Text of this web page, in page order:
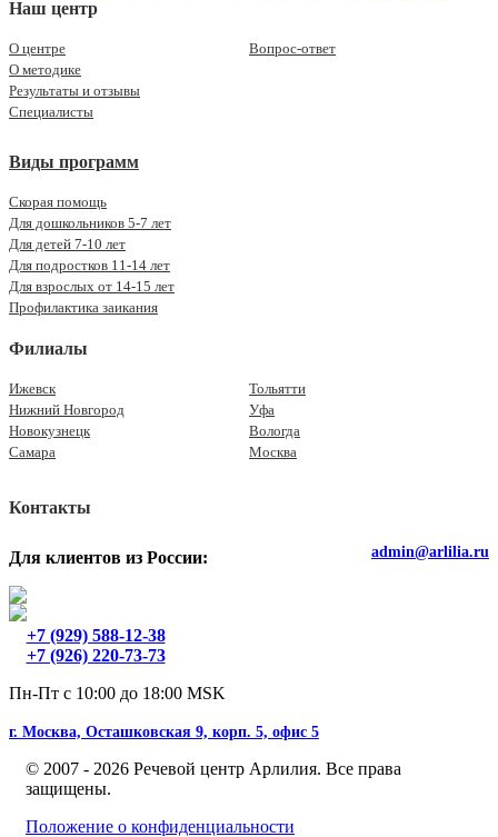
Наш центр
О центре
О методике
Результаты и отзывы
Специалисты
Вопрос-ответ
Виды программ
Скорая помощь
Для дошкольников 5-7 лет
Для детей 7-10 лет
Для подростков 11-14 лет
Для взрослых от 14-15 лет
Профилактика заикания
Филиалы
Ижевск
Нижний Новгород
Новокузнецк
Самара
Тольятти
Уфа
Вологда
Москва
Контакты
Для клиентов из России:
+7 (929) 588-12-38
+7 (926) 220-73-73
Пн-Пт с 10:00 до 18:00 MSK
admin@arlilia.ru
г. Москва, Осташковская 9, корп. 5, офис 5
© 2007 - 2026 Речевой центр Арлилия. Все права
защищены.
Положение о конфиденциальности